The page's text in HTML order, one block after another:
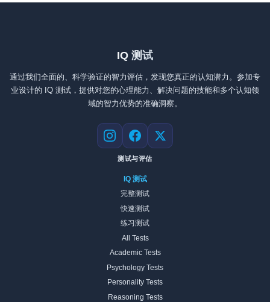
IQ 测试
通过我们全面的、科学验证的智力评估，发现您真正的认知潜力。参加专
业设计的 IQ 测试，提供对您的心理能力、解决问题的技能和多个认知领
域的智力优势的准确洞察。
Instagram
Facebook
X
测试与评估
IQ 测试
完整测试
快速测试
练习测试
All Tests
Academic Tests
Psychology Tests
Personality Tests
Reasoning Tests